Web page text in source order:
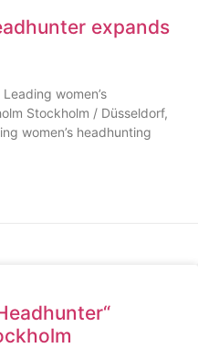
expands
women’s
Stockholm / Düsseldorf,
women’s headhunting